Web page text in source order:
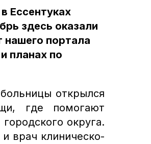
Ессентуках
здесь оказали
портала
планах по
открылся
где помогают
округа.
врач клиническо-